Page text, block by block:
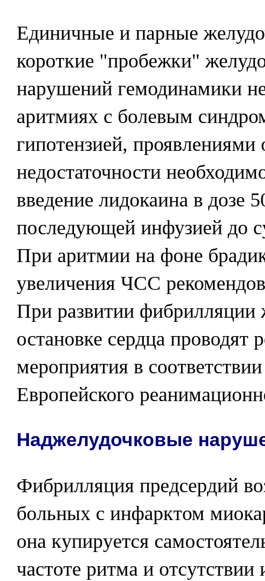
Единичные и парные
короткие "пробежки"
нарушений гемодинамики
аритмиях с болевым
гипотензией, проявлениями
недостаточности
введение лидокаина в дозе
последующей инфузией до
При аритмии на фоне
увеличения ЧСС
При развитии фибрилляции
остановке сердца проводят
мероприятия в
Европейского
Наджелудочковые
Фибрилляция предсердий
больных с инфарктом
она купируется
частоте ритма и